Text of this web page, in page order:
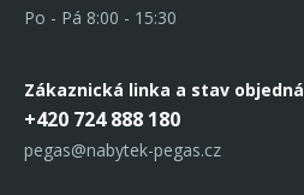
Po - Pá 8:00 - 15:30
Zákaznická linka a stav
+420 724 888 180
pegas@nabytek-pegas.cz